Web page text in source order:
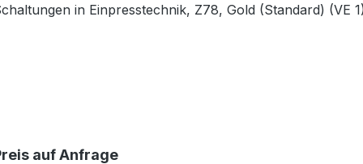
in Einpresstechnik, Z78, Gold (Standard) (VE
auf Anfrage